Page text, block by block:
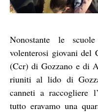
Nonostante le
volenterosi giovani del
(Ccr) di Gozzano e di
riuniti al lido di
canneti a raccogliere
tutto eravamo una